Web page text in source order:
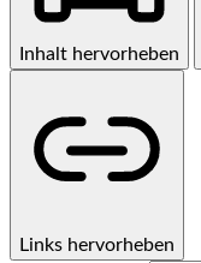
Inhalt hervorheben
Links hervorheben